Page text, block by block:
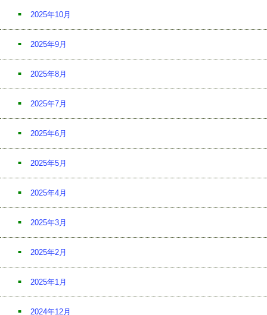
2025年10月
2025年9月
2025年8月
2025年7月
2025年6月
2025年5月
2025年4月
2025年3月
2025年2月
2025年1月
2024年12月